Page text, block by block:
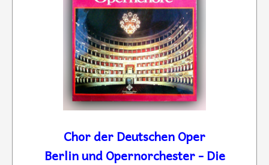
Chor der Deutschen Oper
Berlin und Opernorchester - Die